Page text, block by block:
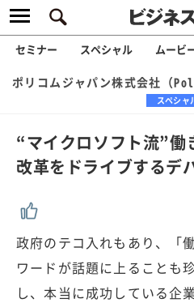
セミナー スペシャル ムービ
ポリコムジャパン株式会社（
スペシャ
“マイクロソフト流”働
改革をドライブするデ
政府のテコ入れもあり、「
ワードが話題に上ることも
し、本当に成功している企